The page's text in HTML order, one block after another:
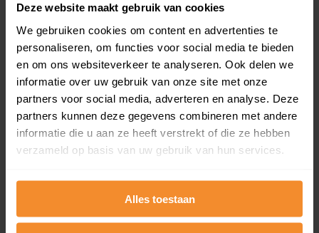
Deze website maakt gebruik van cookies
We gebruiken cookies om content en advertenties te
personaliseren, om functies voor social media te bieden
en om ons websiteverkeer te analyseren. Ook delen we
informatie over uw gebruik van onze site met onze
partners voor social media, adverteren en analyse. Deze
partners kunnen deze gegevens combineren met andere
informatie die u aan ze heeft verstrekt of die ze hebben
verzameld op basis van uw gebruik van hun services.
Alles toestaan
Bouwjaar
T/m 1945
28%
2008 of later
7%